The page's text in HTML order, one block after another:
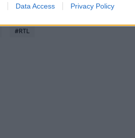
Data Access Privacy Policy
#RTL